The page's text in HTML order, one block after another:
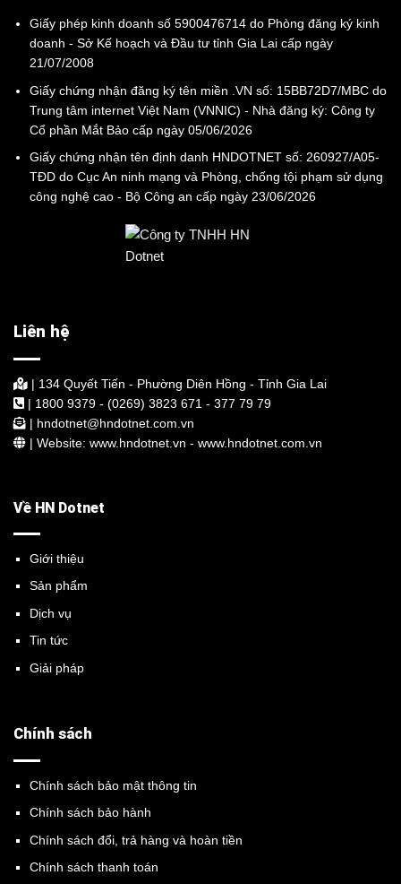
Giấy phép kinh doanh số 5900476714 do Phòng đăng ký kinh
doanh - Sở Kế hoạch và Đầu tư tỉnh Gia Lai cấp ngày
21/07/2008
Giấy chứng nhận đăng ký tên miền .VN số: 15BB72D7/MBC do
Trung tâm internet Việt Nam (VNNIC) - Nhà đăng ký: Công ty
Cổ phần Mắt Bảo cấp ngày 05/06/2026
Giấy chứng nhận tên định danh HNDOTNET số: 260927/A05-
TĐD do Cục An ninh mạng và Phòng, chống tội phạm sử dụng
công nghệ cao - Bộ Công an cấp ngày 23/06/2026
Liên hệ
| 134 Quyết Tiến - Phường Diên Hồng - Tỉnh Gia Lai
| 1800 9379 - (0269) 3823 671 - 377 79 79
| hndotnet@hndotnet.com.vn
| Website: www.hndotnet.vn - www.hndotnet.com.vn
Về HN Dotnet
Giới thiệu
Sản phẩm
Dịch vụ
Tin tức
Giải pháp
Chính sách
Chính sách bảo mật thông tin
Chính sách bảo hành
Chính sách đổi, trả hàng và hoàn tiền
Chính sách thanh toán